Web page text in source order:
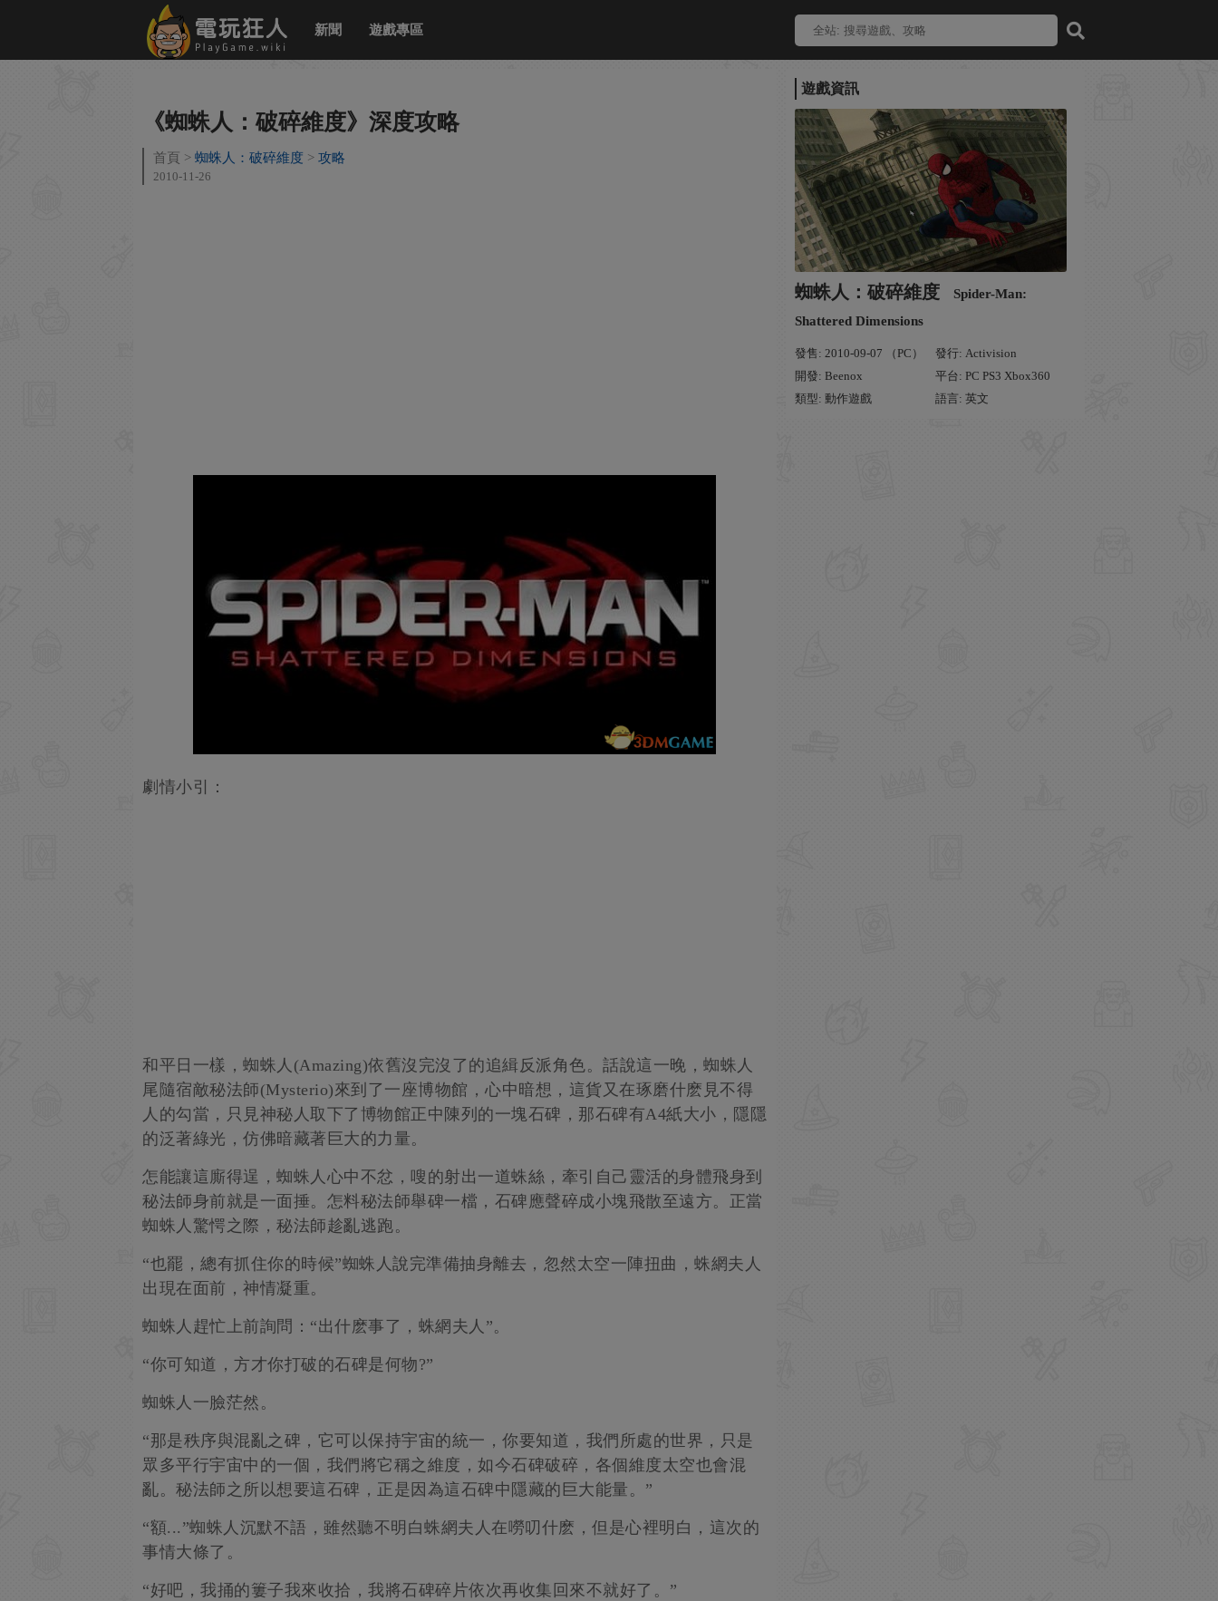
新聞 遊戲專區
遊戲資訊
蜘蛛人：破碎維度
Spider-Man:
Shattered Dimensions
發售: 2010-09-07 （PC）
發行: Activision
開發: Beenox
平台: PC PS3 Xbox360
類型: 動作遊戲
語言: 英文
《蜘蛛人：破碎維度》深度攻略
首頁 蜘蛛人：破碎維度 攻略
2010-11-26
劇情小引：
和平日一樣，蜘蛛人(Amazing)依舊沒完沒了的追緝反派角色。話說這一晚，蜘蛛人
尾隨宿敵秘法師(Mysterio)來到了一座博物館，心中暗想，這貨又在琢磨什麽見不得
人的勾當，只見神秘人取下了博物館正中陳列的一塊石碑，那石碑有A4紙大小，隱隱
的泛著綠光，仿佛暗藏著巨大的力量。
怎能讓這廝得逞，蜘蛛人心中不忿，嗖的射出一道蛛絲，牽引自己靈活的身體飛身到
秘法師身前就是一面捶。怎料秘法師舉碑一檔，石碑應聲碎成小塊飛散至遠方。正當
蜘蛛人驚愕之際，秘法師趁亂逃跑。
“也罷，總有抓住你的時候”蜘蛛人說完準備抽身離去，忽然太空一陣扭曲，蛛網夫人
出現在面前，神情凝重。
蜘蛛人趕忙上前詢問：“出什麽事了，蛛網夫人”。
“你可知道，方才你打破的石碑是何物?”
蜘蛛人一臉茫然。
“那是秩序與混亂之碑，它可以保持宇宙的統一，你要知道，我們所處的世界，只是
眾多平行宇宙中的一個，我們將它稱之維度，如今石碑破碎，各個維度太空也會混
亂。秘法師之所以想要這石碑，正是因為這石碑中隱藏的巨大能量。”
“額...”蜘蛛人沉默不語，雖然聽不明白蛛網夫人在嘮叨什麽，但是心裡明白，這次的
事情大條了。
“好吧，我捅的簍子我來收拾，我將石碑碎片依次再收集回來不就好了。”